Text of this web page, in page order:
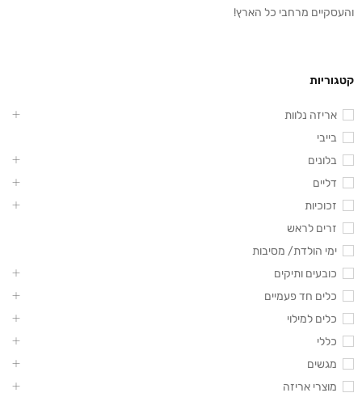
והעסקיים מרחבי כל הארץ!
קטגוריות
אריזה נלוות
בייבי
בלונים
דליים
זכוכיות
זרים לראש
ימי הולדת/ מסיבות
כובעים ותיקים
כלים חד פעמיים
כלים למילוי
כללי
מגשים
מוצרי אריזה